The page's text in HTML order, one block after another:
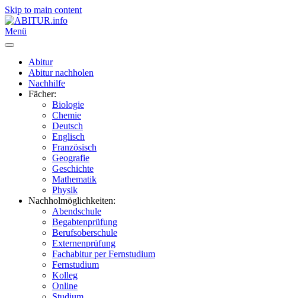
Skip to main content
Menü
Abitur
Abitur nachholen
Nachhilfe
Fächer:
Biologie
Chemie
Deutsch
Englisch
Französisch
Geografie
Geschichte
Mathematik
Physik
Nachholmöglichkeiten:
Abendschule
Begabtenprüfung
Berufsoberschule
Externenprüfung
Fachabitur per Fernstudium
Fernstudium
Kolleg
Online